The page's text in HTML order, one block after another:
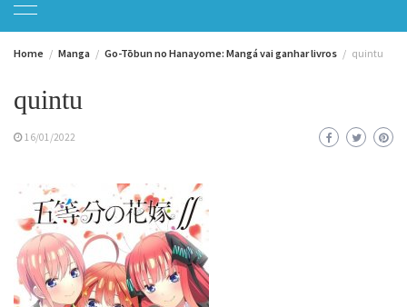
Home Manga Go-Tōbun no Hanayome: Mangá vai ganhar livros quintu
quintu
16/01/2022